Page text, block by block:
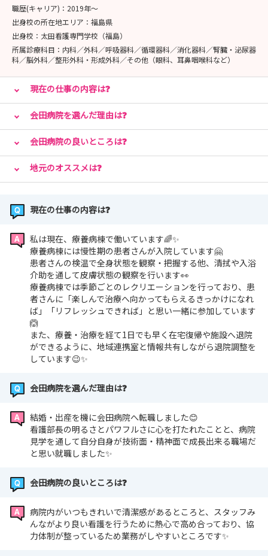
職歴(キャリア)： 2019年〜
出身校の所在地エリア： 福島県
出身校： 太田看護専門学校（福島）
所属診療科目： 内科／外科／呼吸器科／循環器科／消化器科／腎臓・泌尿器
科／脳外科／整形外科・形成外科／その他（眼科、耳鼻咽喉科など）
現在の仕事の内容は❓
会田病院を選んだ理由は❓
会田病院の良いところは❓
地元のオススメは❓
現在の仕事の内容は❓
私は現在、療養病棟で働いています🌈✨
療養病棟には慢性期の患者さんが入院しています🤗
患者さんの検温で全身状態を観察・把握する他、清拭や入浴
介助を通して皮膚状態の観察を行います👀
療養病棟では季節ごとのレクリエーションを行っており、患
者さんに「楽しんで治療へ向かってもらえるきっかけになれ
ば」「リフレッシュできれば」と思い一緒に参加しています
🙆
また、療養・治療を経て1日でも早く在宅復帰や施設へ退院
ができるように、地域連携室と情報共有しながら退院調整を
しています😉✨
会田病院を選んだ理由は❓
結婚・出産を機に会田病院へ転職しました😊
看護部長の明るさとパワフルさに心を打たれたことと、病院
見学を通して自分自身が技術面・精神面で成長出来る職場だ
と思い就職しました✨
会田病院の良いところは❓
病院内がいつもきれいで清潔感があるところと、スタッフみ
んながより良い看護を行うために熱心で高め合っており、協
力体制が整っているため業務がしやすいところです✨